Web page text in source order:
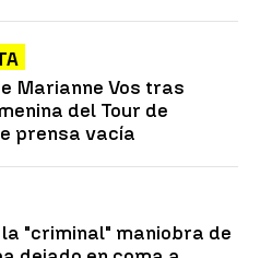
Marianne Vos tras
del Tour de
prensa vacía
"criminal" maniobra de